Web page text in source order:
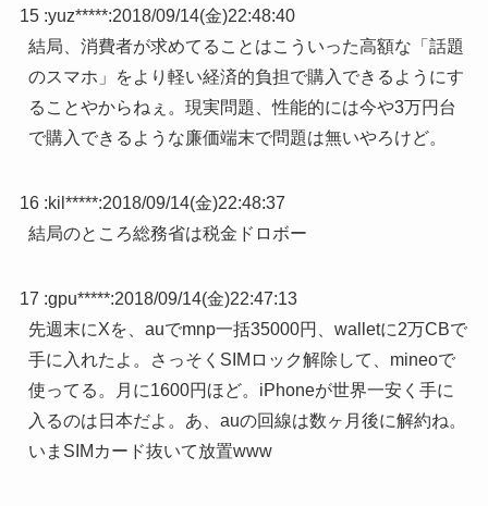
15 :yuz*****:2018/09/14(金)22:48:40
結局、消費者が求めてることはこういった高額な「話題
のスマホ」をより軽い経済的負担で購入できるようにす
ることやからねぇ。現実問題、性能的には今や3万円台
で購入できるような廉価端末で問題は無いやろけど。
16 :kil*****:2018/09/14(金)22:48:37
結局のところ総務省は税金ドロボー
17 :gpu*****:2018/09/14(金)22:47:13
先週末にXを、auでmnp一括35000円、walletに2万CBで
手に入れたよ。さっそくSIMロック解除して、mineoで
使ってる。月に1600円ほど。iPhoneが世界一安く手に
入るのは日本だよ。あ、auの回線は数ヶ月後に解約ね。
いまSIMカード抜いて放置www